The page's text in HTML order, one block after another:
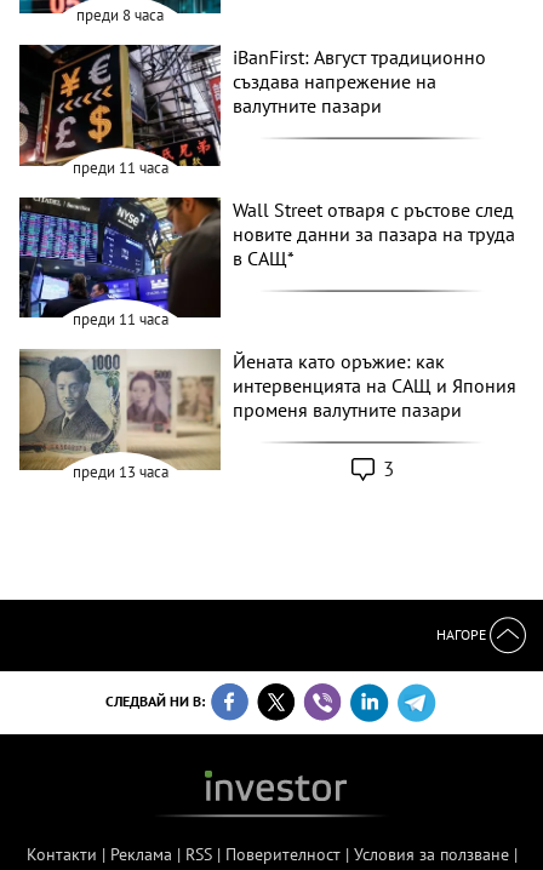
преди 8 часа
преди 11 часа
iBanFirst: Август традиционно
създава напрежение на
валутните пазари
преди 11 часа
Wall Street отваря с ръстове след
новите данни за пазара на труда
в САЩ*
преди 13 часа
Йената като оръжие: как
интервенцията на САЩ и Япония
променя валутните пазари
3
НАГОРЕ
СЛЕДВАЙ НИ В:
Контакти | Реклама | RSS| Поверителност| Условия за ползване|